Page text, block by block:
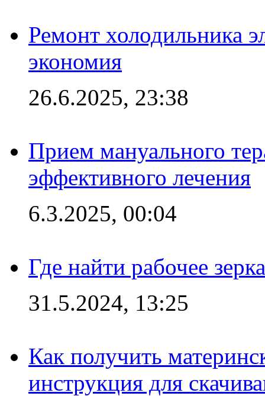
Ремонт холодильника
экономия
26.6.2025, 23:38
Прием мануального
эффективного лечения
6.3.2025, 00:04
Где найти рабочее
31.5.2024, 13:25
Как получить
инструкция для